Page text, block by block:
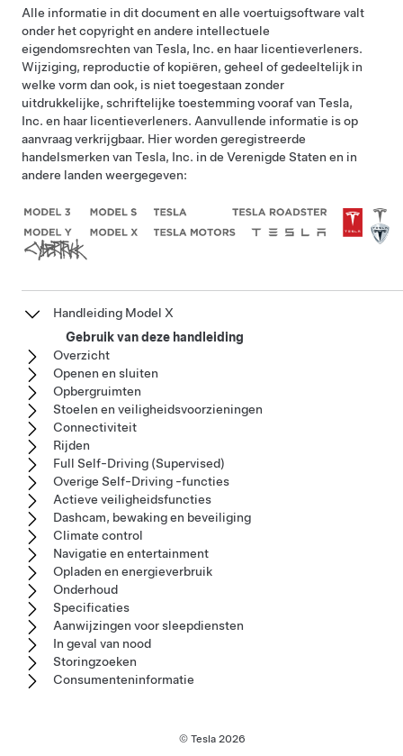
Alle informatie in dit document en alle voertuigsoftware valt
onder het copyright en andere intellectuele
eigendomsrechten van Tesla, Inc. en haar licentieverleners.
Wijziging, reproductie of kopiëren, geheel of gedeeltelijk in
welke vorm dan ook, is niet toegestaan zonder
uitdrukkelijke, schriftelijke toestemming vooraf van Tesla,
Inc. en haar licentieverleners. Aanvullende informatie is op
aanvraag verkrijgbaar. Hier worden geregistreerde
handelsmerken van Tesla, Inc. in de Verenigde Staten en in
andere landen weergegeven:
Handleiding Model X
Gebruik van deze handleiding
Overzicht
Openen en sluiten
Opbergruimten
Stoelen en veiligheidsvoorzieningen
Connectiviteit
Rijden
Full Self-Driving (Supervised)
Overige Self-Driving -functies
Actieve veiligheidsfuncties
Dashcam, bewaking en beveiliging
Climate control
Navigatie en entertainment
Opladen en energieverbruik
Onderhoud
Specificaties
Aanwijzingen voor sleepdiensten
In geval van nood
Storingzoeken
Consumenteninformatie
© Tesla 2026